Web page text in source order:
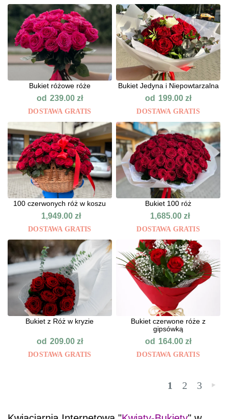
Bukiet różowe róże
od 239.00 zł
DOSTAWA GRATIS
Bukiet Jedyna i Niepowtarzalna
od 199.00zł
DOSTAWA GRATIS
100 czerwonych róż w koszu
1,949.00zł
DOSTAWA GRATIS
Bukiet 100 róż
1,685.00 zł
DOSTAWA GRATIS
Bukiet z Róż w kryzie
od 209.00 zł
DOSTAWA GRATIS
Bukiet czerwone róże z
gipsówką
od 164.00zł
DOSTAWA GRATIS
1 2 3 »